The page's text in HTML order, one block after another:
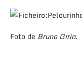
Foto de Bruno Girin.